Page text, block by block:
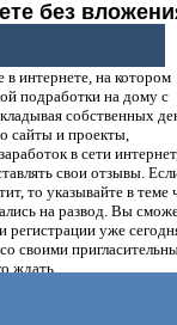
без
интернете, на котором
подработки на дому с
собственных
сайты и проекты,
в сети
свои отзывы.
то указывайте в теме
на развод. Вы
регистрации уже
своими
ждать.